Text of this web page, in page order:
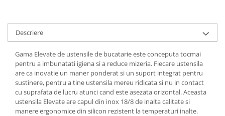
Descriere
Gama Elevate de ustensile de bucatarie este conceputa tocmai
pentru a imbunatati igiena si a reduce mizeria. Fiecare ustensila
are ca inovatie un maner ponderat si un suport integrat pentru
sustinere, pentru a tine ustensila mereu ridicata si nu in contact
cu suprafata de lucru atunci cand este asezata orizontal. Aceasta
ustensila Elevate are capul din inox 18/8 de inalta calitate si
manere ergonomice din silicon rezistent la temperaturi inalte.